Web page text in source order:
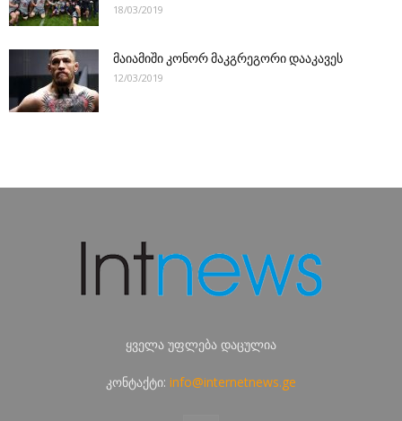
18/03/2019
მაიამიში კონორ მაკგრეგორი დააკავეს
12/03/2019
ყველა უფლება დაცულია
კონტაქტი: info@internetnews.ge